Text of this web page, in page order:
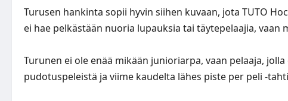
Turusen hankinta sopii hyvin siihen kuvaan, jota TUTO
ei hae pelkästään nuoria lupauksia tai täytepelaajia,
Turunen ei ole enää mikään junioriarpa, vaan pelaaja,
pudotuspeleistä ja viime kaudelta lähes piste per peli -